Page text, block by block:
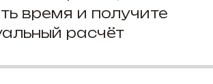
время и получите
расчёт